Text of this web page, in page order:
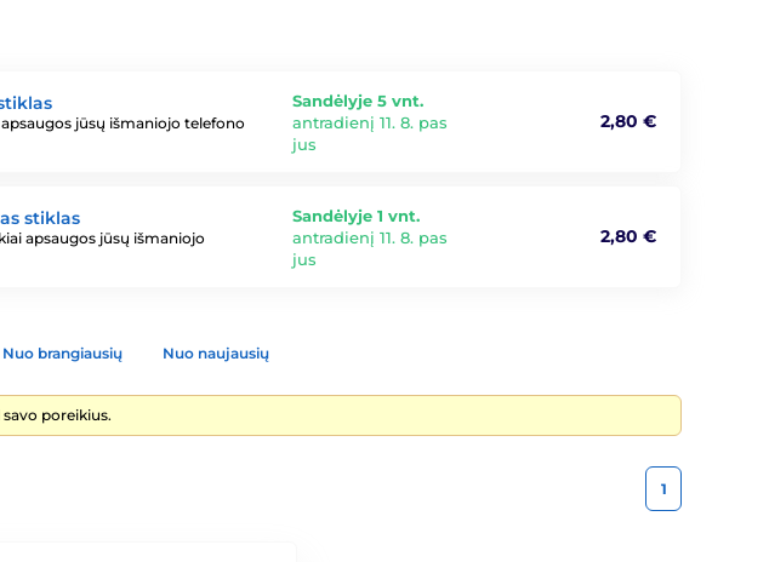
jūsų išmaniojo telefono
Sandėlyje 5 vnt.
antradienį 11. 8. pas
jus
2,80 €
stiklas
apsaugos jūsų išmaniojo
Sandėlyje 1 vnt.
antradienį 11. 8. pas
jus
2,80 €
Nuo brangiausių Nuo naujausių
poreikius.
1